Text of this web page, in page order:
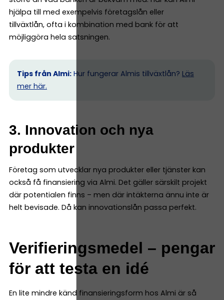
hjälpa till med exempelvis företagslån eller
tillväxtlån, ofta i kombination med bank för att
möjliggöra hela satsningen.
Tips från Almi: Hur fungerar Almis tillväxtlån? Läs
mer här.
3. Innovation och nya
produkter
Företag som utvecklar nya produkter eller tjänster kan
också få finansiering via Almi. Det gäller särskilt projekt
där potentialen finns – men där intäkterna ännu inte är
helt bevisade. Då kan innovationslån passa perfekt.
Verifieringsmedel – pengar
för att testa en idé
En lite mindre känd finansieringsform hos Almi är så